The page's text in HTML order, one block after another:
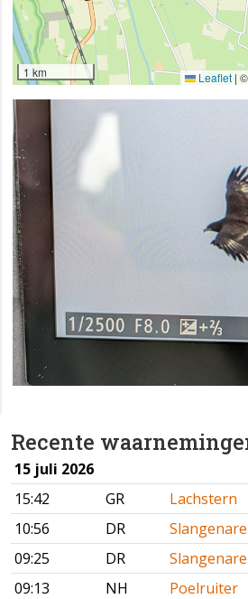
Recente
15 juli 2026
15:42
GR
Lachstern
10:56
DR
09:25
DR
09:13
NH
Poelruiter
1 km Leaflet | ©